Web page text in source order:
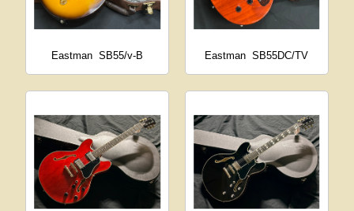
Eastman SB55/v-B Eastman SB55DC/TV